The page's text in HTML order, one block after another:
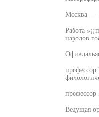
Москва —
Работа
народов
Ведущая